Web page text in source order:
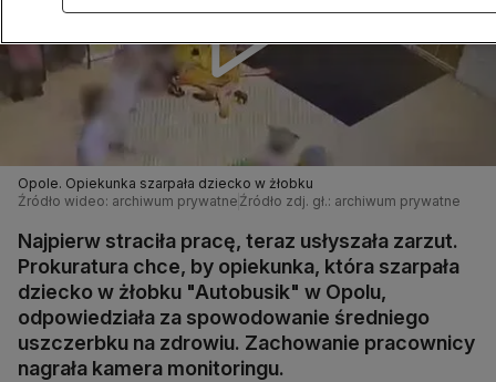
Opole. Opiekunka szarpała dziecko w żłobku
Źródło wideo: archiwum prywatne Źródło zdj. gł.: archiwum prywatne
Najpierw straciła pracę, teraz usłyszała zarzut.
Prokuratura chce, by opiekunka, która szarpała
dziecko w żłobku "Autobusik" w Opolu,
odpowiedziała za spowodowanie średniego
uszczerbku na zdrowiu. Zachowanie pracownicy
nagrała kamera monitoringu.